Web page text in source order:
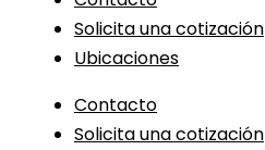
Solicita una cotización
Ubicaciones
Contacto
Solicita una cotización